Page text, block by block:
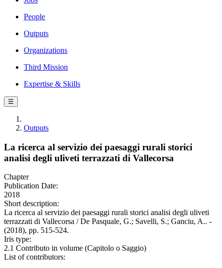
People
Outputs
Organizations
Third Mission
Expertise & Skills
☰
Outputs
La ricerca al servizio dei paesaggi rurali storici
analisi degli uliveti terrazzati di Vallecorsa
Chapter
Publication Date:
2018
Short description:
La ricerca al servizio dei paesaggi rurali storici analisi degli uliveti
terrazzati di Vallecorsa / De Pasquale, G.; Savelli, S.; Ganciu, A.. -
(2018), pp. 515-524.
Iris type:
2.1 Contributo in volume (Capitolo o Saggio)
List of contributors: